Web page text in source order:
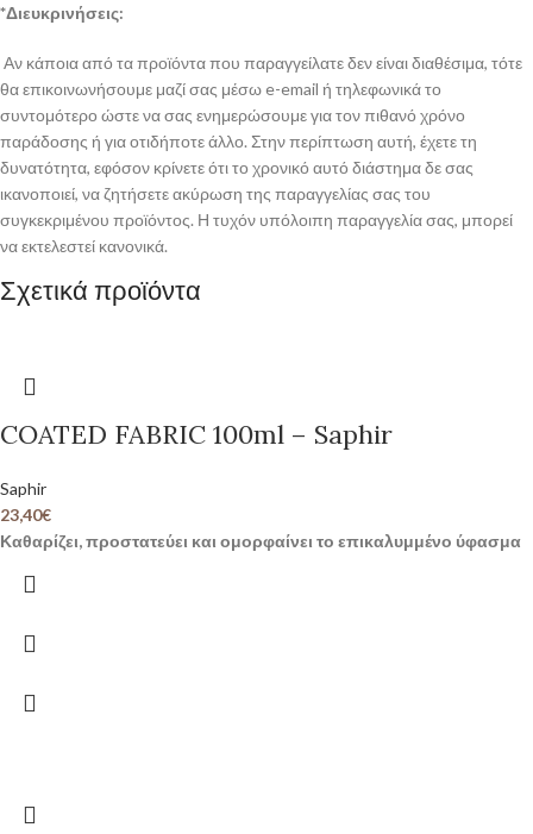
*Διευκρινήσεις:
Αν κάποια από τα προϊόντα που παραγγείλατε δεν είναι διαθέσιμα, τότε
θα επικοινωνήσουμε μαζί σας μέσω e-email ή τηλεφωνικά το
συντομότερο ώστε να σας ενημερώσουμε για τον πιθανό χρόνο
παράδοσης ή για οτιδήποτε άλλο. Στην περίπτωση αυτή, έχετε τη
δυνατότητα, εφόσον κρίνετε ότι το χρονικό αυτό διάστημα δε σας
ικανοποιεί, να ζητήσετε ακύρωση της παραγγελίας σας του
συγκεκριμένου προϊόντος. Η τυχόν υπόλοιπη παραγγελία σας, μπορεί
να εκτελεστεί κανονικά.
Σχετικά προϊόντα
COATED FABRIC 100ml – Saphir
Saphir
23,40€
Καθαρίζει, προστατεύει και ομορφαίνει το επικαλυμμένο ύφασμα